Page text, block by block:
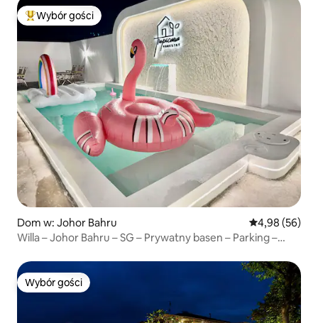
Najpopularniejsze z kategorii Wybór gości
Wybór gości
Dom w: Johor Bahru Średnia
4,98 (56)
Willa – Johor Bahru – SG – Prywatny basen – Parking –
Wybór gości
Wybór gości